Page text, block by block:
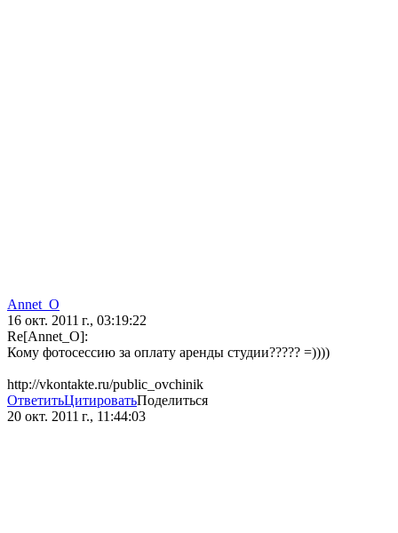
Annet_O
16 окт. 2011 г., 03:19:22
Re[Annet_O]:
Кому фотосессию за оплату аренды студии????? =))))
http://vkontakte.ru/public_ovchinik
ОтветитьЦитироватьПоделиться
20 окт. 2011 г., 11:44:03